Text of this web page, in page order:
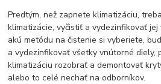
Predtým, než zapnete klimatizáciu,
klimatizácie, vyčistiť a vydezinfikovať
akú metódu na čistenie si vyberiete,
a vydezinfikovať všetky vnútorné diely,
klimatizáciu rozobrať a demontovať
alebo to celé nechať na odborníkov.